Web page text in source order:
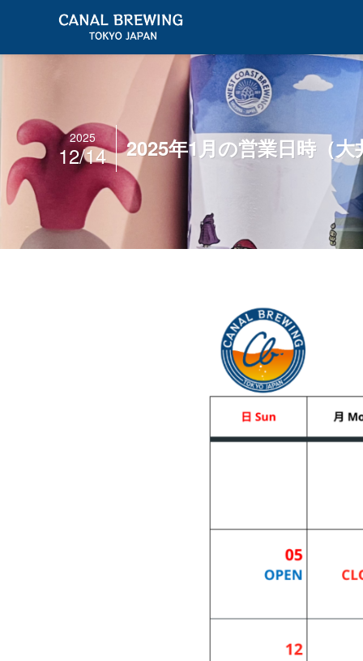
2025年1月の営業日時（大
2025
12/14